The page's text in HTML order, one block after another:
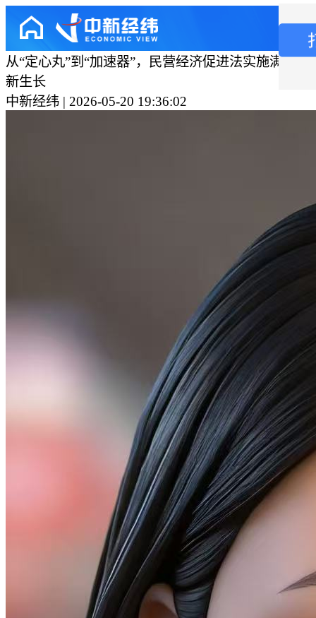
从“定心丸”到“加速器”，民营经济促进法实施满周岁
新生长
中新经纬 | 2026-05-20 19:36:02